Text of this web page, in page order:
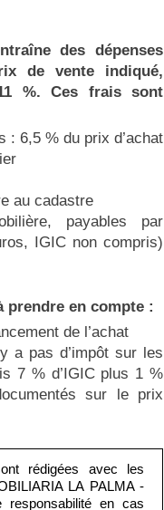
des dépenses
de vente indiqué,
%. Ces frais sont
: 6,5 % du prix d’achat
au cadastre
payables par
IGIC non compris)
prendre en compte :
de l’achat
a pas d’impôt sur les
7 % d’IGIC plus 1 %
sur le prix
rédigées avec les
LA PALMA -
responsabilité en cas